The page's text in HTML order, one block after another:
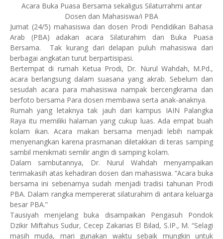
Acara Buka Puasa Bersama sekaligus Silaturrahmi antar
Dosen dan Mahasiswa/i PBA
Jumat (24/5) mahasiswa dan dosen Prodi Pendidikan Bahasa
Arab (PBA) adakan acara Silaturahim dan Buka Puasa
Bersama. Tak kurang dari delapan puluh mahasiswa dari
berbagai angkatan turut berpartisipasi.
Bertempat di rumah Ketua Prodi, Dr. Nurul Wahdah, M.Pd.,
acara berlangsung dalam suasana yang akrab. Sebelum dan
sesudah acara para mahasiswa nampak bercengkrama dan
berfoto bersama Para dosen membawa serta anak-anaknya.
Rumah yang letaknya tak jauh dari kampus IAIN Palangka
Raya itu memiliki halaman yang cukup luas. Ada empat buah
kolam ikan. Acara makan bersama menjadi lebih nampak
menyenangkan karena prasmanan diletakkan di teras samping
sambil menikmati semilir angin di samping kolam.
Dalam sambutannya, Dr. Nurul Wahdah menyampaikan
terimakasih atas kehadiran dosen dan mahasiswa. “Acara buka
bersama ini sebenarnya sudah menjadi tradisi tahunan Prodi
PBA. Dalam rangka mempererat silaturahim di antara keluarga
besar PBA.”
Tausiyah menjelang buka disampaikan Pengasuh Pondok
Dzikir Miftahus Sudur, Cecep Zakarias El Bilad, S.IP., M. “Selagi
masih muda, mari gunakan waktu sebaik mungkin untuk